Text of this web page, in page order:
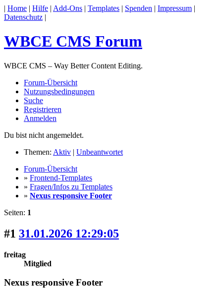
| Home | Hilfe | Add-Ons | Templates | Spenden | Impressum |
Datenschutz |
WBCE CMS Forum
WBCE CMS – Way Better Content Editing.
Forum-Übersicht
Nutzungsbedingungen
Suche
Registrieren
Anmelden
Du bist nicht angemeldet.
Themen: Aktiv | Unbeantwortet
Forum-Übersicht
» Frontend-Templates
» Fragen/Infos zu Templates
» Nexus responsive Footer
Seiten: 1
#1 31.01.2026 12:29:05
freitag
Mitglied
Nexus responsive Footer